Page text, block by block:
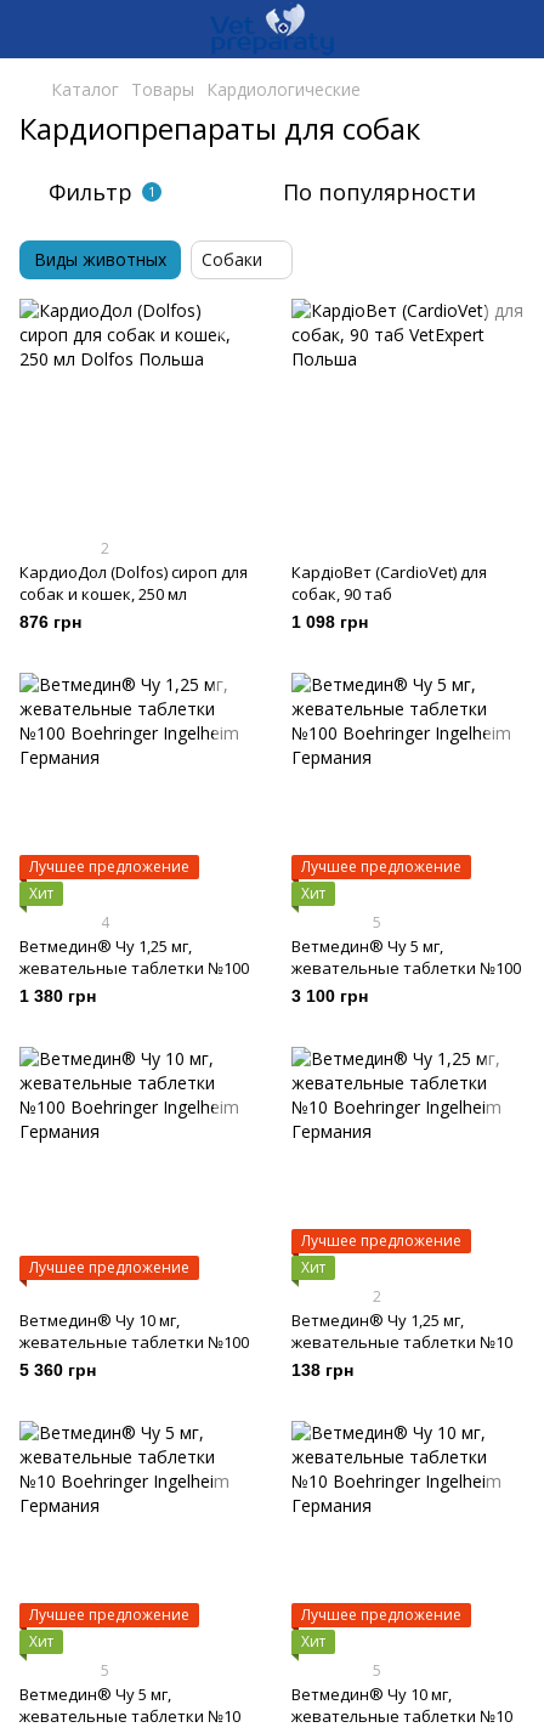
Каталог Товары Кардиологические
Кардиопрепараты для собак
Фильтр 1 По популярности
Виды животных Собаки
2
КардиоДол (Dolfos) сироп для
собак и кошек, 250 мл
876 грн
КардіоВет (CardioVet) для
собак, 90 таб
1 098 грн
Лучшее предложение
Хит
4
Ветмедин® Чу 1,25 мг,
жевательные таблетки №100
1 380 грн
Лучшее предложение
Хит
5
Ветмедин® Чу 5 мг,
жевательные таблетки №100
3 100 грн
Лучшее предложение
Ветмедин® Чу 10 мг,
жевательные таблетки №100
5 360 грн
Лучшее предложение
Хит
2
Ветмедин® Чу 1,25 мг,
жевательные таблетки №10
138 грн
Лучшее предложение
Хит
5
Ветмедин® Чу 5 мг,
жевательные таблетки №10
Лучшее предложение
Хит
5
Ветмедин® Чу 10 мг,
жевательные таблетки №10